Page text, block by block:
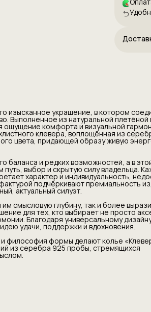
и
современный,
аксессуар, а
и стремление к
дизайну изделие
который несёт в себе
из серебра 925
уникальность и создать
изысканное украшение, в котором
Выполненное из натуральной плетёной
ощущение комфорта и визуальной
клевера, воплощённая из
цвета, придающей образу живую
баланса и редких возможностей, а в
выбор и скрытую силу владельца.
характер и индивидуальность,
подчёркивают премиальность
актуальный силуэт.
смысловую глубину, так и более
для тех, кто выбирает не просто
Благодаря универсальному
удачи, поддержки и вдохновения.
и философия формы делают колье
из серебра 925 пробы, стремящихся